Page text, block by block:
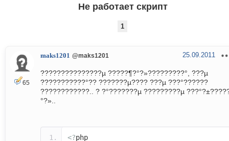
Не работает скрипт
1
65
maks1201 @maks1201 25.09.2011
???????????????µ ?????¶?°?»?????????°, ???µ
???????????°?? ???????µ???? ???µ ???°??????
????????????.. ? ?°???????µ ?????????µ
°?»..
<?php